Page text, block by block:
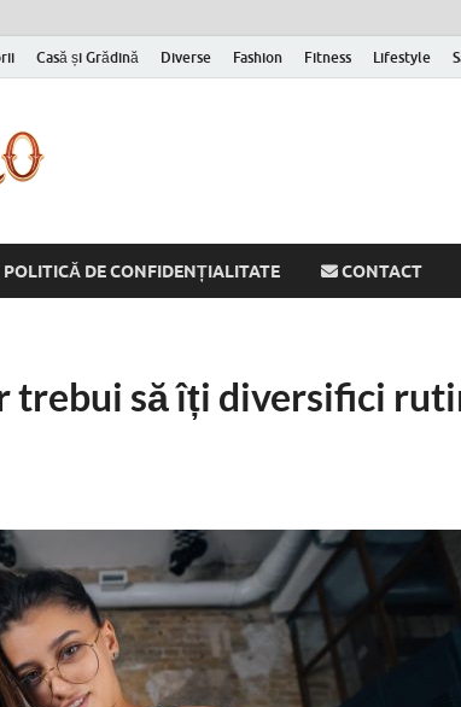
Casă și Grădină Diverse Fashion Fitness Lifestyle
POLITICĂ DE CONFIDENȚIALITATE CONTACT
trebui să îți diversifici